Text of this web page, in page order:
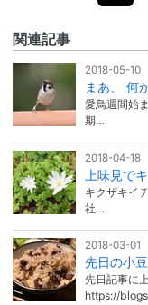
関連記事
2018-05-10
まあ、 何
愛鳥週間始
期…
2018-04-18
上味見で
キクザキイ
社…
2018-03-01
先日の小
先日記事に
https://